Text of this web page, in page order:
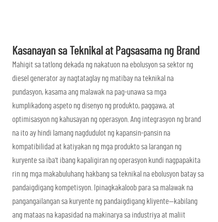
Kasanayan sa Teknikal at Pagsasama ng Brand
Mahigit sa tatlong dekada ng nakatuon na ebolusyon sa sektor ng
diesel generator ay nagtataglay ng matibay na teknikal na
pundasyon, kasama ang malawak na pag-unawa sa mga
kumplikadong aspeto ng disenyo ng produkto, paggawa, at
optimisasyon ng kahusayan ng operasyon. Ang integrasyon ng brand
na ito ay hindi lamang nagdudulot ng kapansin-pansin na
kompatibilidad at katiyakan ng mga produkto sa larangan ng
kuryente sa iba't ibang kapaligiran ng operasyon kundi nagpapakita
rin ng mga makabuluhang hakbang sa teknikal na ebolusyon batay sa
pandaigdigang kompetisyon. Ipinagkakaloob para sa malawak na
pangangailangan sa kuryente ng pandaigdigang kliyente—kabilang
ang mataas na kapasidad na makinarya sa industriya at maliit